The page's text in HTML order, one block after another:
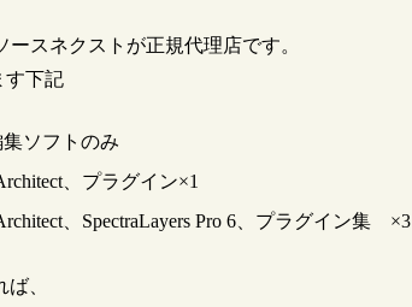
スネクストが正規代理店です。
す下記
ソフトのみ
、プラグイン×1
、SpectraLayers Pro 6、プラグイン集 ×3
、